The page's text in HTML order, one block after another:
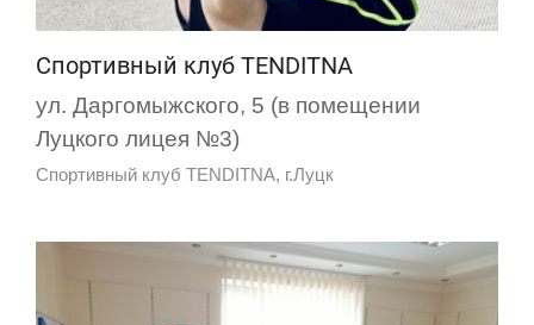
Спортивный клуб TENDITNA
ул. Даргомыжского, 5 (в помещении
Луцкого лицея №3)
Спортивный клуб TENDITNA, г.Луцк